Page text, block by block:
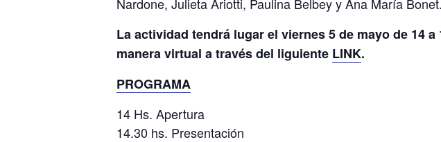
La actividad tendrá lugar el viernes 5 de mayo de 14
manera virtual a través del liguiente LINK.
PROGRAMA
14 Hs. Apertura
14.30 hs. Presentación